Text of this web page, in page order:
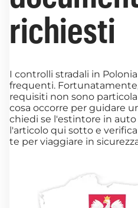
richiesti
I controlli stradali in
frequenti.
requisiti non sono
cosa occorre per guidare
chiedi se l'estintore in
l'articolo qui sotto e
te per viaggiare in